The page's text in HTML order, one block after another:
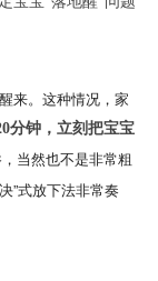
来。这种情况，家
分钟，立刻把宝宝
当然也不是非常粗
”式放下法非常奏